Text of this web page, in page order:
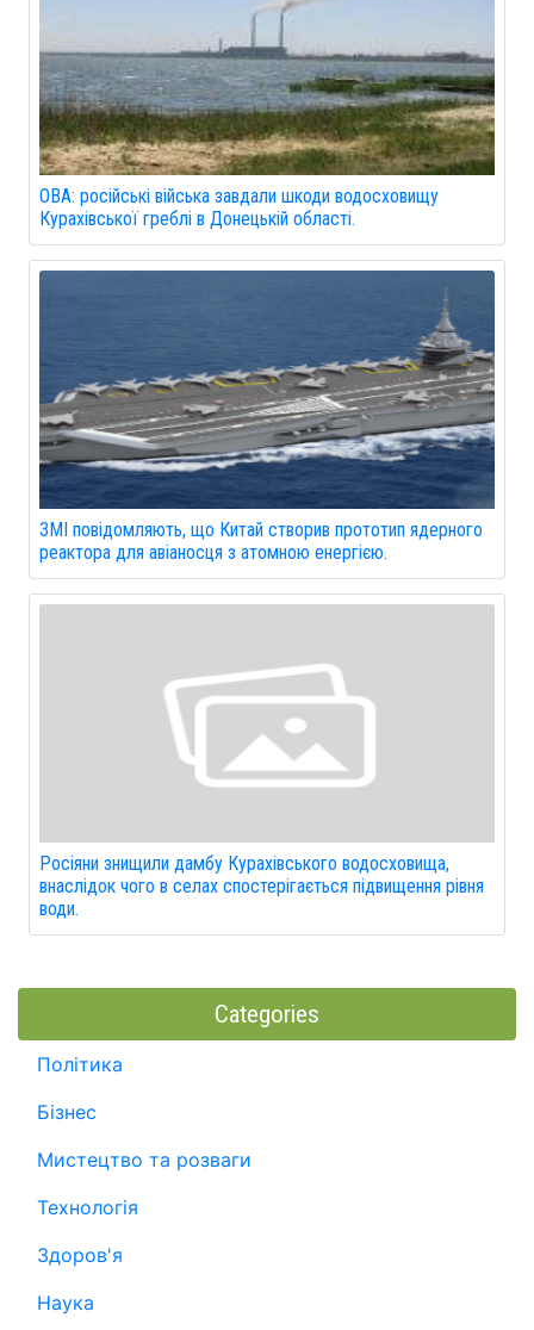
ОВА: російські війська завдали шкоди водосховищу
Курахівської греблі в Донецькій області.
ЗМІ повідомляють, що Китай створив прототип ядерного
реактора для авіаносця з атомною енергією.
Росіяни знищили дамбу Курахівського водосховища,
внаслідок чого в селах спостерігається підвищення рівня
води.
Categories
Політика
Бізнес
Мистецтво та розваги
Технологія
Здоров'я
Наука